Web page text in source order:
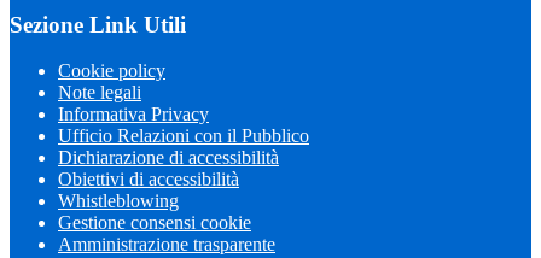
Sezione Link Utili
Cookie policy
Note legali
Informativa Privacy
Ufficio Relazioni con il Pubblico
Dichiarazione di accessibilità
Obiettivi di accessibilità
Whistleblowing
Gestione consensi cookie
Amministrazione trasparente